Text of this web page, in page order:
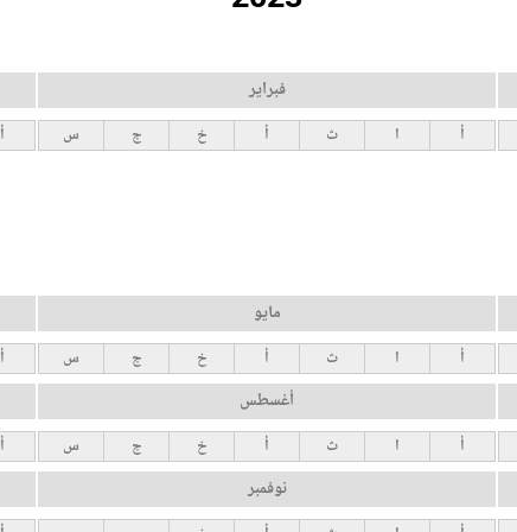
فبراير
أ ا ث أ خ ج س أ
مايو
أ ا ث أ خ ج س أ
أغسطس
أ ا ث أ خ ج س أ
نوفمبر